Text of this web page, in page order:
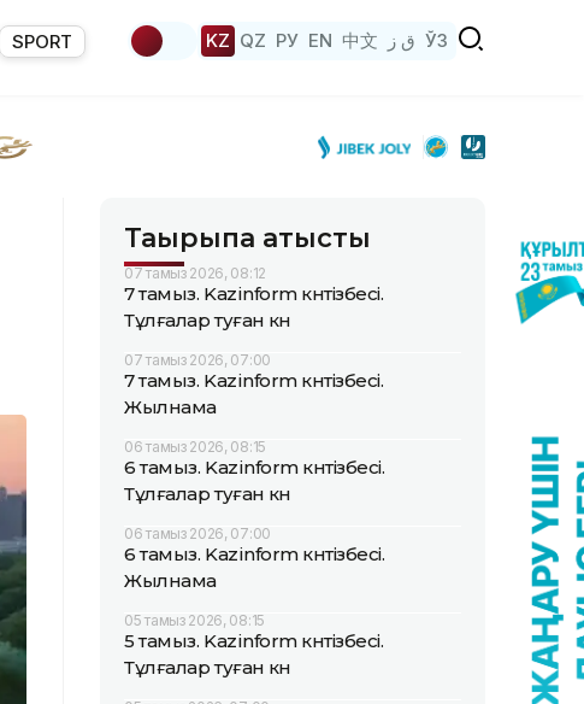
SPORT KZ QZ РУ EN 中文 ق ز ЎЗ
Тақырыпқа қатысты
07 тамыз 2026, 08:12
7 тамыз. Kazinform күнтізбесі.
Тұлғалар туған күн
07 тамыз 2026, 07:00
7 тамыз. Kazinform күнтізбесі.
Жылнама
06 тамыз 2026, 08:15
6 тамыз. Kazinform күнтізбесі.
Тұлғалар туған күн
06 тамыз 2026, 07:00
6 тамыз. Kazinform күнтізбесі.
Жылнама
05 тамыз 2026, 08:15
5 тамыз. Kazinform күнтізбесі.
Тұлғалар туған күн